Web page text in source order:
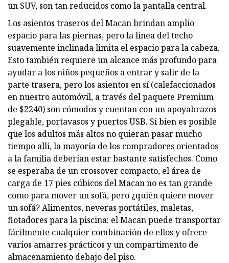
un SUV, son tan reducidos como la pantalla central.
Los asientos traseros del Macan brindan amplio
espacio para las piernas, pero la línea del techo
suavemente inclinada limita el espacio para la cabeza.
Esto también requiere un alcance más profundo para
ayudar a los niños pequeños a entrar y salir de la
parte trasera, pero los asientos en sí (calefaccionados
en nuestro automóvil, a través del paquete Premium
de $2240) son cómodos y cuentan con un apoyabrazos
plegable, portavasos y puertos USB. Si bien es posible
que los adultos más altos no quieran pasar mucho
tiempo allí, la mayoría de los compradores orientados
a la familia deberían estar bastante satisfechos. Como
se esperaba de un crossover compacto, el área de
carga de 17 pies cúbicos del Macan no es tan grande
como para mover un sofá, pero ¿quién quiere mover
un sofá? Alimentos, neveras portátiles, maletas,
flotadores para la piscina: el Macan puede transportar
fácilmente cualquier combinación de ellos y ofrece
varios amarres prácticos y un compartimento de
almacenamiento debajo del piso.